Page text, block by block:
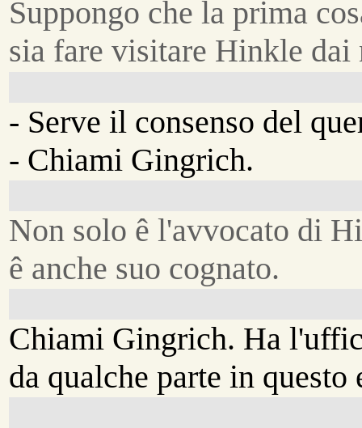
Suppongo che la prima
sia fare visitare Hinkle
- Serve il consenso del
- Chiami Gingrich.
Non solo ê l'avvocato di
ê anche suo cognato.
Chiami Gingrich. Ha
da qualche parte in